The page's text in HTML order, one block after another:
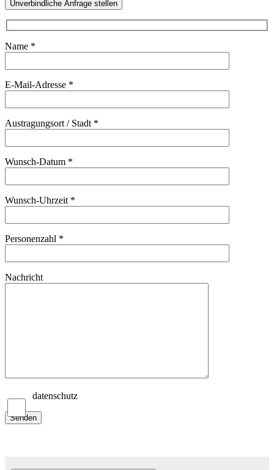
Unverbindliche Anfrage stellen
Name *
E-Mail-Adresse *
Austragungsort / Stadt *
Wunsch-Datum *
Wunsch-Uhrzeit *
Personenzahl *
Nachricht
datenschutz